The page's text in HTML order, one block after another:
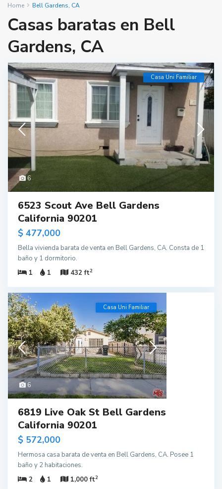
Home Bell Gardens, CA
Casas baratas en Bell
Gardens, CA
6
Casa Uni Familiar
6523 Scout Ave Bell Gardens
California 90201
$ 477,000
Bella vivienda barata de venta en Bell Gardens, CA. Consta de 1
baño y 1 dormitorio.
1
1 432 ft2
6
Casa Uni Familiar
6819 Live Oak St Bell Gardens
California 90201
$ 572,000
Hermosa casa barata de venta en Bell Gardens, CA. Posee 1
baño y 2 habitaciones.
2
1 1,000 ft2